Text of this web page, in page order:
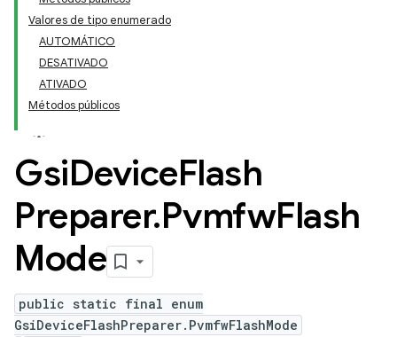
Valores de tipo enumerado
AUTOMÁTICO
DESATIVADO
ATIVADO
Métodos públicos
GsiDeviceFlash
Preparer.PvmfwFlash
Mode
public static final enum
GsiDeviceFlashPreparer.PvmfwFlashMode